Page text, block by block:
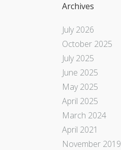
Archives
July 2026
October 2025
July 2025
June 2025
May 2025
April 2025
March 2024
April 2021
November 2019